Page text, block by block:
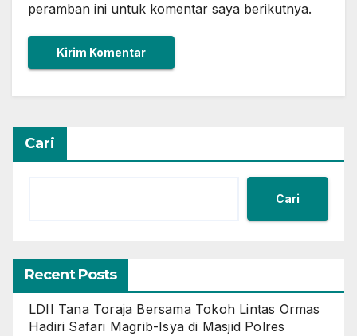
peramban ini untuk komentar saya berikutnya.
Cari
Cari
Recent Posts
LDII Tana Toraja Bersama Tokoh Lintas Ormas
Hadiri Safari Magrib-Isya di Masjid Polres